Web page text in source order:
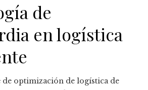
de
en logística
de optimización de logística de